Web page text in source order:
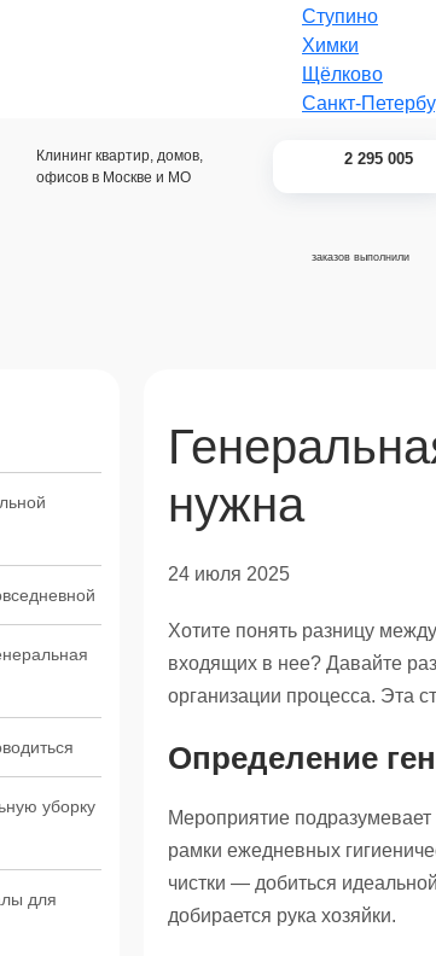
Ступино
Химки
Щёлково
Санкт-
Клининг квартир, домов,
офисов в Москве и МО
2 295 005
заказов выполнили
нужна
24 июля 2025
Хотите понять разницу
входящих в нее? Давайте
организации процесса. Эта
уборку
для
Определение
Мероприятие
рамки ежедневных
чистки — добиться
добирается рука хозяйки.